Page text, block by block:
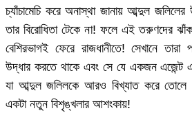
চ্যাঁচামেচি করে অনাস্থা জানায় আব্দুল
তার বিরোধিতা টেকে না! ফলে এই তরুণদের ঝাঁক
বেশিরভাগই ফেরে রাজধানীতে! সেখানে
উদ্ধার করতে থাকে এবং সে যে একজন এজেন্ট
যা আব্দুল জলিলকে আরও বিখ্যাত করে তোলে
একটা নতুন বিশৃঙ্খলার আশংকায়!